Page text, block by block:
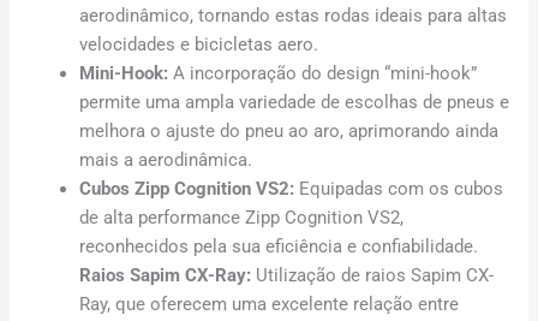
aerodinâmico, tornando estas rodas ideais para altas
velocidades e bicicletas aero.
Mini-Hook: A incorporação do design “mini-hook”
permite uma ampla variedade de escolhas de pneus e
melhora o ajuste do pneu ao aro, aprimorando ainda
mais a aerodinâmica.
Cubos Zipp Cognition VS2: Equipadas com os cubos
de alta performance Zipp Cognition VS2,
reconhecidos pela sua eficiência e confiabilidade.
Raios Sapim CX-Ray: Utilização de raios Sapim CX-
Ray, que oferecem uma excelente relação entre